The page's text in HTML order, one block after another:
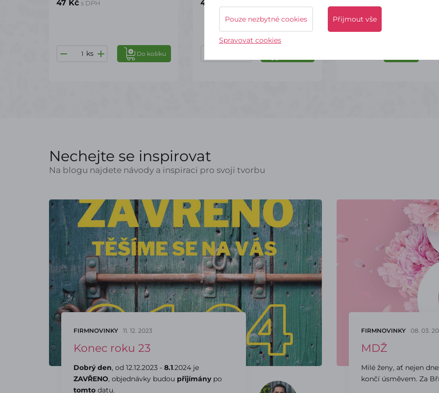
47 Kč s DPH
ks Do košíku
44 Kč
Nechejte se inspirovat
Na blogu najdete návody a inspiraci pro svoji tvorbu
FIRMNOVINKY 11. 12. 2023
Konec roku 23
Dobrý den, od 12.12.2023 - 8.1.2024 je
ZAVŘENO, objednávky budou přijímánypo
tomto datu.
FIRMNOVINKY 08. 03.
MDŽ
Milé ženy, ať nejen
končí úsměvem. Za
Pouze nezbytné cookies Přijmout vše
Spravovat cookies